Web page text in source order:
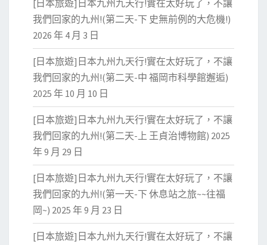
[日本旅遊]日本九州九天行!實在太好玩了，不讓
我們回家的九州!(第二天-下 史無前例的大危機!)
2026 年 4 月 3 日
[日本旅遊]日本九州九天行!實在太好玩了，不讓
我們回家的九州!(第二天-中 福岡市科學館邂逅)
2025 年 10 月 10 日
[日本旅遊]日本九州九天行!實在太好玩了，不讓
我們回家的九州!(第二天-上 王貞治博物館) 2025
年 9 月 29 日
[日本旅遊]日本九州九天行!實在太好玩了，不讓
我們回家的九州!(第一天-下 休息站之旅~~往福
岡~) 2025 年 9 月 23 日
[日本旅遊]日本九州九天行!實在太好玩了，不讓